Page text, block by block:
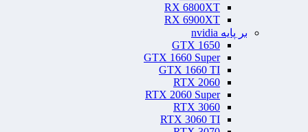
RX 6800XT
RX 6900XT
بر پایه nvidia
GTX 1650
GTX 1660 Super
GTX 1660 TI
RTX 2060
RTX 2060 Super
RTX 3060
RTX 3060 TI